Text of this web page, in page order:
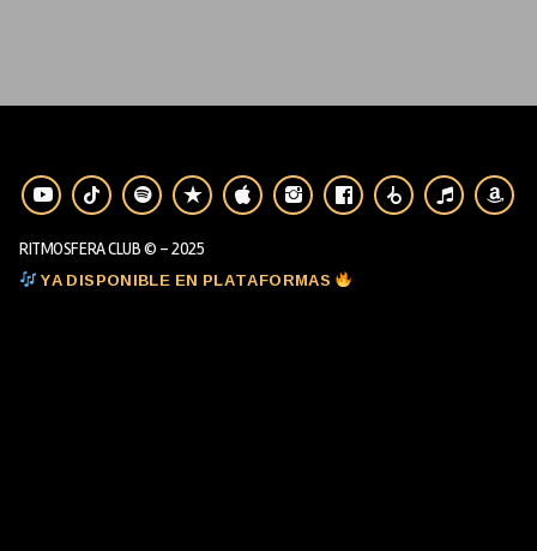
RITMOSFERA CLUB © - 2025
YA DISPONIBLE EN PLATAFORMAS